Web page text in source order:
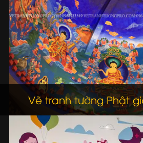
Vẽ tranh tường Phật